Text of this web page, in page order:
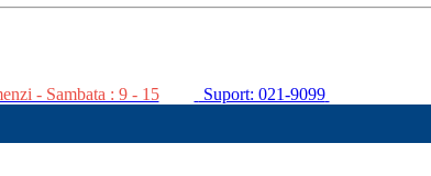
- Sambata : 9 - 15 Suport: 021-9099